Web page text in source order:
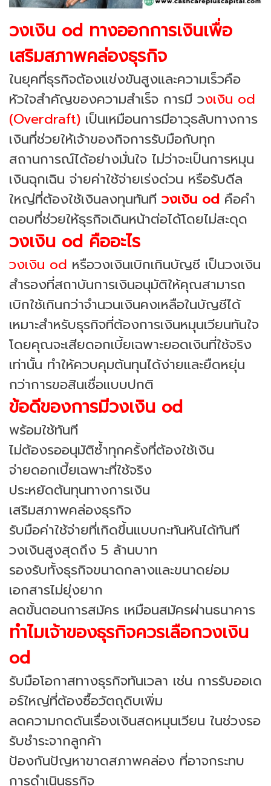
วงเงิน od ทางออกการเงินเพื่อ
เสริมสภาพคล่องธุรกิจ
ในยุคที่ธุรกิจต้องแข่งขันสูงและความเร็วคือ
หัวใจสำคัญของความสำเร็จ การมี วงเงิน od
(Overdraft) เป็นเหมือนการมีอาวุธลับทางการ
เงินที่ช่วยให้เจ้าของกิจการรับมือกับทุก
สถานการณ์ได้อย่างมั่นใจ ไม่ว่าจะเป็นการหมุน
เงินฉุกเฉิน จ่ายค่าใช้จ่ายเร่งด่วน หรือรับดีล
ใหญ่ที่ต้องใช้เงินลงทุนทันที วงเงิน od คือคำ
ตอบที่ช่วยให้ธุรกิจเดินหน้าต่อได้โดยไม่สะดุด
วงเงิน od คืออะไร
วงเงิน od หรือวงเงินเบิกเกินบัญชี เป็นวงเงิน
สำรองที่สถาบันการเงินอนุมัติให้คุณสามารถ
เบิกใช้เกินกว่าจำนวนเงินคงเหลือในบัญชีได้
เหมาะสำหรับธุรกิจที่ต้องการเงินหมุนเวียนทันใจ
โดยคุณจะเสียดอกเบี้ยเฉพาะยอดเงินที่ใช้จริง
เท่านั้น ทำให้ควบคุมต้นทุนได้ง่ายและยืดหยุ่น
กว่าการขอสินเชื่อแบบปกติ
ข้อดีของการมีวงเงิน od
พร้อมใช้ทันที
ไม่ต้องรออนุมัติซ้ำทุกครั้งที่ต้องใช้เงิน
จ่ายดอกเบี้ยเฉพาะที่ใช้จริง
ประหยัดต้นทุนทางการเงิน
เสริมสภาพคล่องธุรกิจ
รับมือค่าใช้จ่ายที่เกิดขึ้นแบบกะทันหันได้ทันที
วงเงินสูงสุดถึง 5 ล้านบาท
รองรับทั้งธุรกิจขนาดกลางและขนาดย่อม
เอกสารไม่ยุ่งยาก
ลดขั้นตอนการสมัคร เหมือนสมัครผ่านธนาคาร
ทำไมเจ้าของธุรกิจควรเลือกวงเงิน
od
รับมือโอกาสทางธุรกิจทันเวลา เช่น การรับออเด
อร์ใหญ่ที่ต้องซื้อวัตถุดิบเพิ่ม
ลดความกดดันเรื่องเงินสดหมุนเวียน ในช่วงรอ
รับชำระจากลูกค้า
ป้องกันปัญหาขาดสภาพคล่อง ที่อาจกระทบ
การดำเนินธุรกิจ